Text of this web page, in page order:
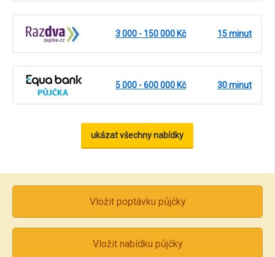
3 000 - 150 000 Kč 15 minut
5 000 - 600 000 Kč 30 minut
ukázat všechny nabídky
Vložit poptávku půjčky
Vložit nabídku půjčky